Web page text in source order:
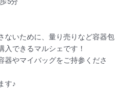
ないために、量り売りなど容器包
入できるマルシェです！
器やマイバッグをご持参くださ
す♪